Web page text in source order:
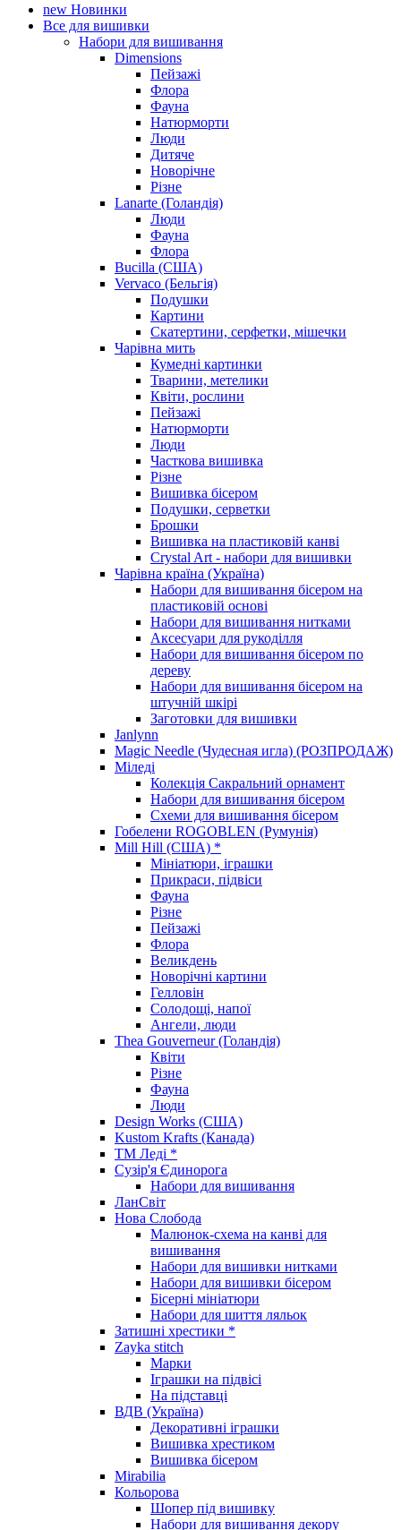
new Новинки
Все для вишивки
Набори для вишивання
Dimensions
Пейзажі
Флора
Фауна
Натюрморти
Люди
Дитяче
Новорічне
Різне
Lanarte (Голандія)
Люди
Фауна
Флора
Bucilla (США)
Vervaco (Бельгія)
Подушки
Картини
Скатертини, серфетки, мішечки
Чарiвна мить
Кумедні картинки
Тварини, метелики
Квіти, рослини
Пейзажі
Натюрморти
Люди
Часткова вишивка
Різне
Вишивка бісером
Подушки, серветки
Брошки
Вишивка на пластиковій канві
Crystal Art - набори для вишивки
Чарівна країна (Україна)
Набори для вишивання бісером на
пластиковій основі
Набори для вишивання нитками
Аксесуари для рукоділля
Набори для вишивання бісером по
дереву
Набори для вишивання бісером на
штучній шкірі
Заготовки для вишивки
Janlynn
Magic Needle (Чудесная игла) (РОЗПРОДАЖ)
Міледі
Колекція Сакральний орнамент
Набори для вишивання бісером
Схеми для вишивання бісером
Гобелени ROGOBLEN (Румунія)
Mill Hill (США) *
Мініатюри, іграшки
Прикраси, підвіси
Фауна
Різне
Пейзажі
Флора
Великдень
Новорічні картини
Гелловін
Солодощі, напої
Ангели, люди
Thea Gouverneur (Голандія)
Квіти
Різне
Фауна
Люди
Design Works (США)
Kustom Krafts (Канада)
ТМ Леді *
Сузір'я Єдинорога
Набори для вишивання
ЛанСвіт
Нова Слобода
Малюнок-схема на канві для
вишивання
Набори для вишивки нитками
Набори для вишивки бісером
Бісерні мініатюри
Набори для шиття ляльок
Затишні хрестики *
Zayka stitch
Марки
Іграшки на підвісі
На підставці
ВДВ (Україна)
Декоративні іграшки
Вишивка хрестиком
Вишивка бісером
Mirabilia
Кольорова
Шопер під вишивку
Набори для вишивання декору